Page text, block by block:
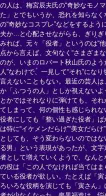
の人は、梅宮辰夫氏の“奇妙なモノ
た」とでもいうか、恐れを知らな
の“奇妙なコスプレ”などをするよ
夫か…と心配させながらも、ぎり
みれば、元々「役者」というのは“
点から言えば、文句なく“さまざま
のが、いまのロバート秋山氏のよ
人”なわけで、一見して“それ”にな
言えないこともない。最近の芸人
か「ふつうの人」としか視えない
とかではそれなりに弾けても、そ
てしまって、何の個性も感じられ
役者にしても「整い過ぎた役者」
は特に“イケメンだらけ”“美女だら
としても、そう変わらないのでは
る男」という表現があったが、文
者として増えていくようで、なん
の役は「この人でなければ当ては
ている役者が欲しい。たとえば「
ろいろな役柄を演じても「寅さん